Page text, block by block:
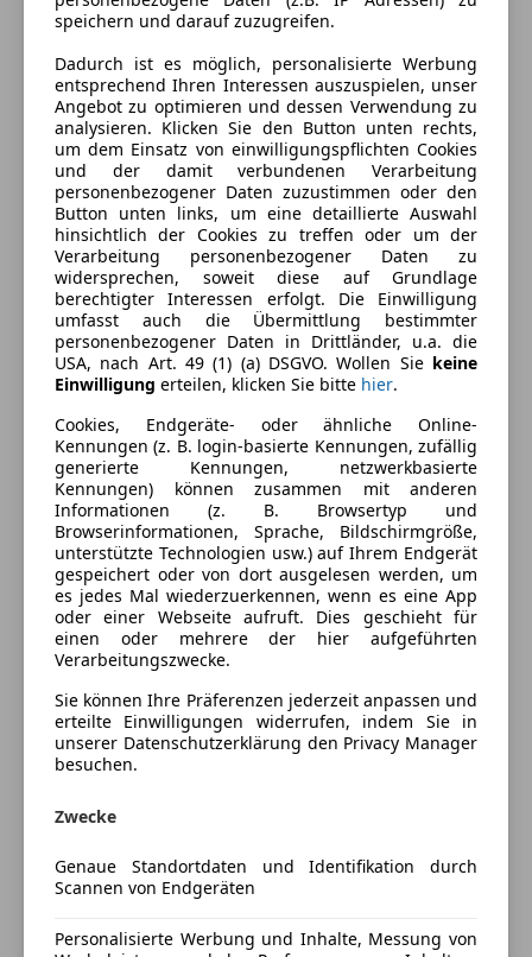
unter Berücksichtigung der
Masse des Fahrzeugs
Ausstattung
Komfort
Einparkhilfe Rückfahrkamera
Einparkhilfe Sensoren hinten
Einparkhilfe Sensoren vorne
Elektrische Fensterheber
Elektrische Seitenspiegel
Klimaanlage
Klimaautomatik
Multifunktionslenkrad
Navigationssystem
Regensensor
Sitzheizung
Tempomat
Apple CarPlay
Bluetooth
CD
Mehr anzeigen
Farbe und Innenausstattung
Außenfarbe
Weiß
Farbe laut Hersteller
Candy White
Lackierung
Andere
Fahrzeugbeschreibung
1. Besitz, Servicegepflegt -Service neu- Top Zustand,
sehr gepflegt, unfallfrei, Ehem. LP. € 73.557.-
Der Akku dieses Stromers hat noch
12/24/36M Auto Reiter GW-Garantie lt den jew.
Garantie Bedienungen gegen Aufpreis möglich
Laderaum Abmessungen: *Länge: 320cm *Höhe:
-Schnellladevorrichtung (CCS-Ladedose)
speichern und darauf zuzugreifen.
Dadurch ist es möglich, personalisierte Werbung
entsprechend Ihren Interessen auszuspielen, unser
Angebot zu optimieren und dessen Verwendung zu
analysieren. Klicken Sie den Button unten rechts,
um dem Einsatz von einwilligungspflichten Cookies
und der damit verbundenen Verarbeitung
personenbezogener Daten zuzustimmen oder den
Button unten links, um eine detaillierte Auswahl
hinsichtlich der Cookies zu treffen oder um der
Verarbeitung personenbezogener Daten zu
widersprechen, soweit diese auf Grundlage
berechtigter Interessen erfolgt. Die Einwilligung
umfasst auch die Übermittlung bestimmter
personenbezogener Daten in Drittländer, u.a. die
USA, nach Art. 49 (1) (a) DSGVO. Wollen Sie keine
Einwilligung erteilen, klicken Sie bitte hier.
Cookies, Endgeräte- oder ähnliche Online-
Kennungen (z. B. login-basierte Kennungen, zufällig
generierte Kennungen, netzwerkbasierte
Kennungen) können zusammen mit anderen
Informationen (z. B. Browsertyp und
Browserinformationen, Sprache, Bildschirmgröße,
unterstützte Technologien usw.) auf Ihrem Endgerät
gespeichert oder von dort ausgelesen werden, um
es jedes Mal wiederzuerkennen, wenn es eine App
oder einer Webseite aufruft. Dies geschieht für
einen oder mehrere der hier aufgeführten
Verarbeitungszwecke.
Sie können Ihre Präferenzen jederzeit anpassen und
erteilte Einwilligungen widerrufen, indem Sie in
unserer Datenschutzerklärung den Privacy Manager
besuchen.
Zwecke
Genaue Standortdaten und Identifikation durch
Scannen von Endgeräten
Personalisierte Werbung und Inhalte, Messung von